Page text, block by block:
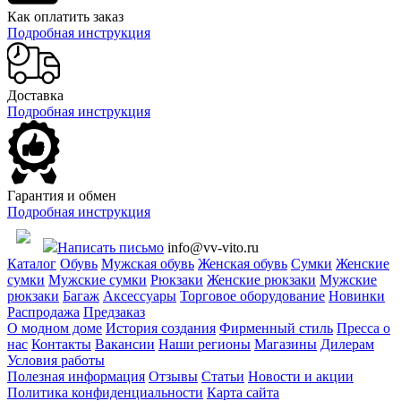
Как оплатить заказ
Подробная инструкция
Доставка
Подробная инструкция
Гарантия и обмен
Подробная инструкция
Написать письмо info@vv-vito.ru
Каталог Обувь Мужская обувь Женская обувь Сумки Женские
сумки Мужские сумки Рюкзаки Женские рюкзаки Мужские
рюкзаки Багаж Аксессуары Торговое оборудование Новинки
Распродажа Предзаказ
О модном доме История создания Фирменный стиль Пресса о
нас Контакты Вакансии Наши регионы Магазины Дилерам
Условия работы
Полезная информация Отзывы Статьи Новости и акции
Политика конфиденциальности Карта сайта